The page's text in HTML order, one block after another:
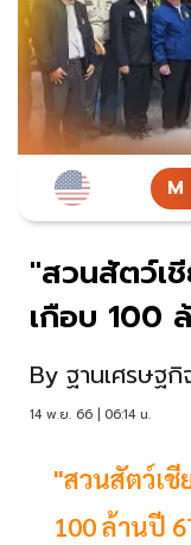
"สวนสัตว์เชี
เกือบ 100
By ฐานเศรษฐกิ
14 พ.ย. 66 | 06:14 น.
"สวนสัตว์เชี
100 ล้านปี